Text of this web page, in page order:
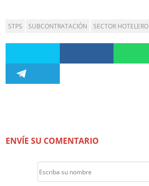
STPS SUBCONTRATACIÓN SECTOR HOTELERO
ENVÍE SU COMENTARIO